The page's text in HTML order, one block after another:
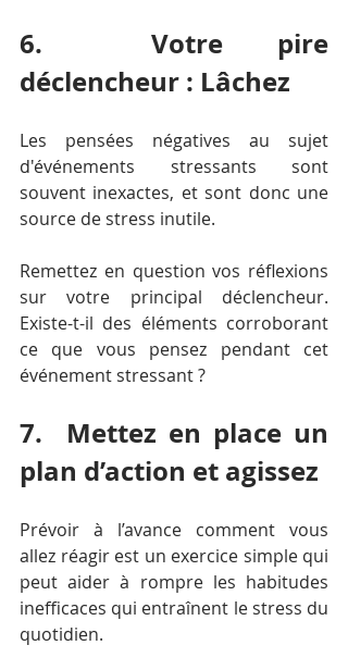
6.  Votre pire
déclencheur : Lâchez
Les pensées négatives au sujet
d'événements stressants sont
souvent inexactes, et sont donc une
source de stress inutile.
Remettez en question vos réflexions
sur votre principal déclencheur.
Existe-t-il des éléments corroborant
ce que vous pensez pendant cet
événement stressant ?
7.  Mettez en place un
plan d’action et agissez
Prévoir à l’avance comment vous
allez réagir est un exercice simple qui
peut aider à rompre les habitudes
inefficaces qui entraînent le stress du
quotidien.